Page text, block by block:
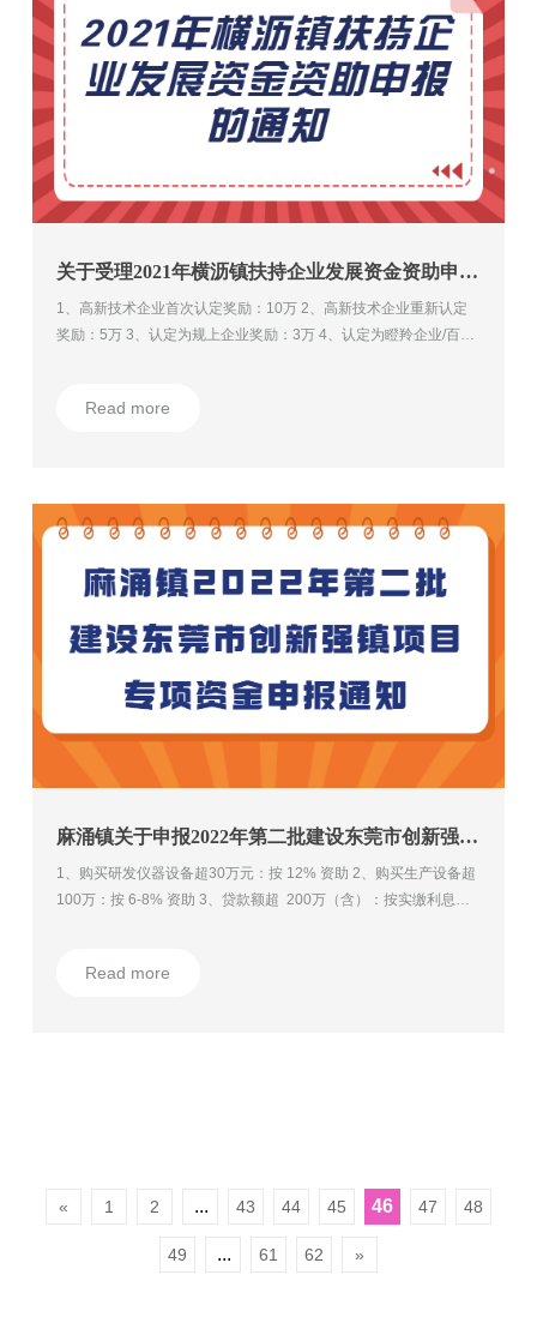
关于受理2021年横沥镇扶持企业发展资金资助申报的通知
1、高新技术企业首次认定奖励：10万 2、高新技术企业重新认定
奖励：5万 3、认定为规上企业奖励：3万 4、认定为瞪羚企业/百强
Read more
麻涌镇关于申报2022年第二批建设东莞市创新强镇项目专项资金的通知
1、购买研发仪器设备超30万元：按 12% 资助 2、购买生产设备超
100万：按 6-8% 资助 3、贷款额超 200万（含）：按实缴利息
Read more
« 1 2 ... 43 44 45 46 47 48
49 ... 61 62 »